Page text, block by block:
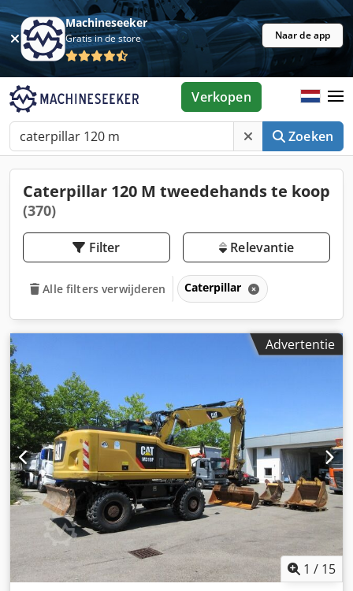
Machineseeker
Gratis in de store Naar de app
Zoeken
Verkopen
Caterpillar 120 M tweedehands te koop
(370)
Filter Relevantie
Alle filters verwijderen Caterpillar
Advertentie
1 / 15